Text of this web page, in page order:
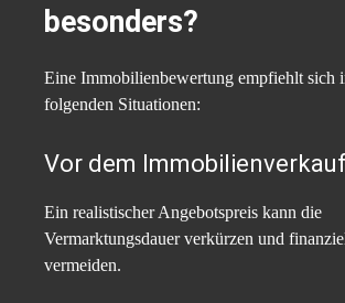
besonders?
Eine Immobilienbewertung empfiehlt sich
folgenden Situationen:
Vor dem Immobilienverkauf
Ein realistischer Angebotspreis kann die
Vermarktungsdauer verkürzen und
vermeiden.